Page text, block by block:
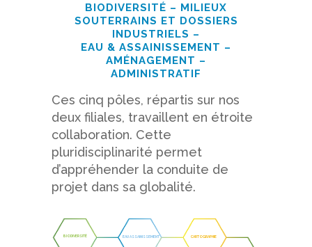
BIODIVERSITÉ – MILIEUX
SOUTERRAINS ET DOSSIERS
INDUSTRIELS –
EAU & ASSAINISSEMENT –
AMÉNAGEMENT –
ADMINISTRATIF
Ces cinq pôles, répartis sur nos
deux filiales, travaillent en étroite
collaboration. Cette
pluridisciplinarité permet
d’appréhender la conduite de
projet dans sa globalité.
BIODIVERSITÉ EAU ASSAINISSEMENT CARTOGRAPHIE